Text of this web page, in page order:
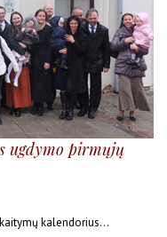
ugdymo pirmųjų
kalendorius...